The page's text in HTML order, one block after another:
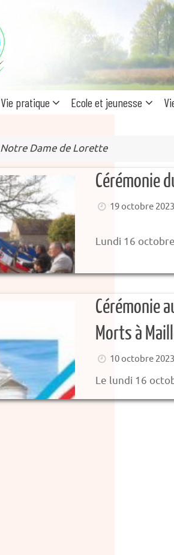
Vie pratique Ecole et jeunesse
Notre Dame de Lorette
Cérémonie
19 octobre 2023
Lundi 16
Cérémonie
Morts à
10 octobre 2023
Le lundi 16